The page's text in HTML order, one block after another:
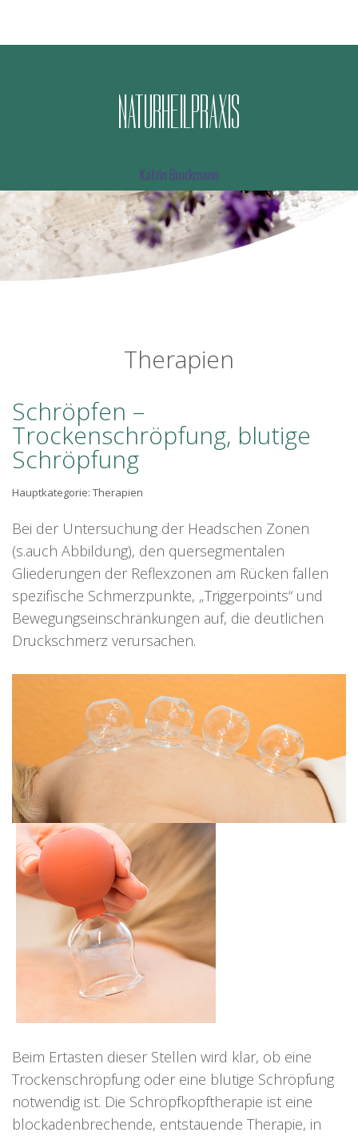
NATURHE PRAXS
Katrin Bruckmann
Therapien
Schröpfen –
Trockenschröpfung, blutige
Schröpfung
Hauptkategorie: Therapien
Bei der Untersuchung der Headschen Zonen
(s.auch Abbildung), den quersegmentalen
Gliederungen der Reflexzonen am Rücken fallen
spezifische Schmerzpunkte, „Triggerpoints“ und
Bewegungseinschränkungen auf, die deutlichen
Druckschmerz verursachen.
Beim Ertasten dieser Stellen wird klar, ob eine
Trockenschröpfung oder eine blutige Schröpfung
notwendig ist. Die Schröpfkopftherapie ist eine
blockadenbrechende, entstauende Therapie, in